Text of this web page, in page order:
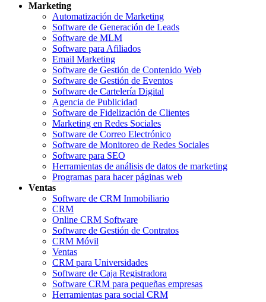
Marketing
Automatización de Marketing
Software de Generación de Leads
Software de MLM
Software para Afiliados
Email Marketing
Software de Gestión de Contenido Web
Software de Gestión de Eventos
Software de Cartelería Digital
Agencia de Publicidad
Software de Fidelización de Clientes
Marketing en Redes Sociales
Software de Correo Electrónico
Software de Monitoreo de Redes Sociales
Software para SEO
Herramientas de análisis de datos de marketing
Programas para hacer páginas web
Ventas
Software de CRM Inmobiliario
CRM
Online CRM Software
Software de Gestión de Contratos
CRM Móvil
Ventas
CRM para Universidades
Software de Caja Registradora
Software CRM para pequeñas empresas
Herramientas para social CRM